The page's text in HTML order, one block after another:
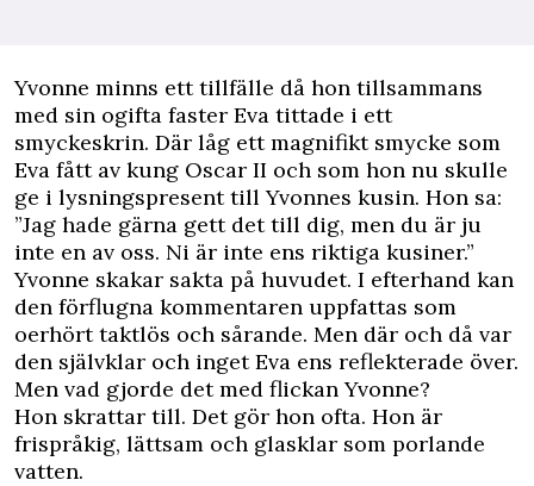
Yvonne minns ett tillfälle då hon tillsammans
med sin ogifta faster Eva tittade i ett
smyckeskrin. Där låg ett magnifikt smycke som
Eva fått av kung Oscar II och som hon nu skulle
ge i lysningspresent till Yvonnes kusin. Hon sa:
”Jag hade gärna gett det till dig, men du är ju
inte en av oss. Ni är inte ens riktiga kusiner.”
Yvonne skakar sakta på huvudet. I efterhand kan
den förflugna kommentaren uppfattas som
oerhört taktlös och sårande. Men där och då var
den självklar och inget Eva ens reflekterade över.
Men vad gjorde det med flickan Yvonne?
Hon skrattar till. Det gör hon ofta. Hon är
frispråkig, lättsam och glasklar som porlande
vatten.